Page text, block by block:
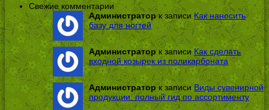
Свежие комментарии
Администраторк записиКак наносить
базу для ногтей
Администраторк записиКак сделать
входной козырек из поликарбоната
Администраторк записиВиды сувенирной
продукции: полный гид по ассортименту